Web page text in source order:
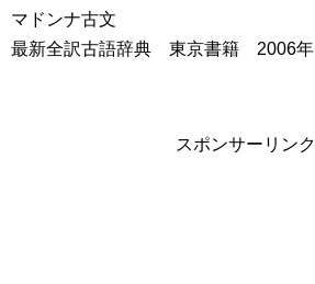
マドンナ古文
最新全訳古語辞典 東京書籍 2006年
スポンサーリンク